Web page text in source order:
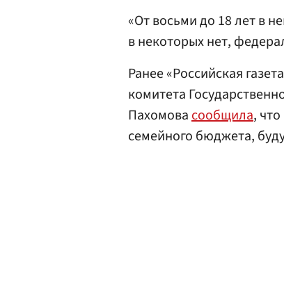
«От восьми до 18 лет в
в некоторых нет,
Ранее «Российская
комитета
Пахомовасообщила,
семейного бюджета,